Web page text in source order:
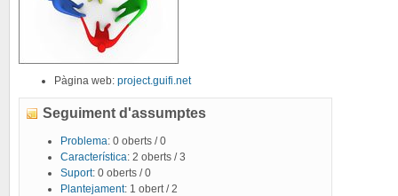
Pàgina web: project.guifi.net
Seguiment d'assumptes
Problema: 0 oberts / 0
Característica: 2 oberts / 3
Suport: 0 oberts / 0
Plantejament: 1 obert / 2